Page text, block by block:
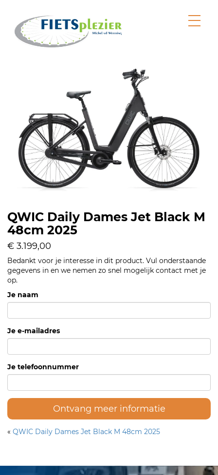
QWIC Daily Dames Jet Black M
48cm 2025
€ 3.199,00
Bedankt voor je interesse in dit product. Vul onderstaande
gegevens in en we nemen zo snel mogelijk contact met je
op.
Je naam
Je e-mailadres
Je telefoonnummer
Ontvang meer informatie
« QWIC Daily Dames Jet Black M 48cm 2025